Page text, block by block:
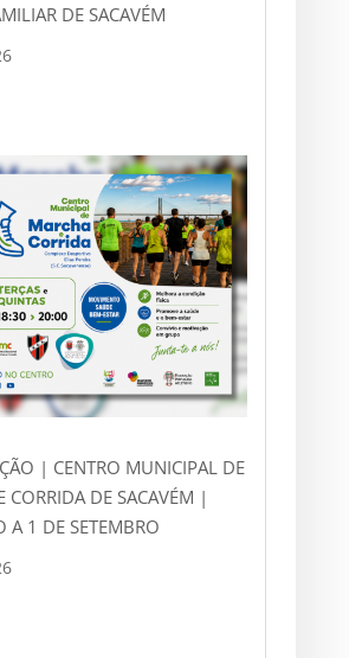
DE SACAVÉM
| CENTRO MUNICIPAL DE
CORRIDA DE SACAVÉM |
A 1 DE SETEMBRO